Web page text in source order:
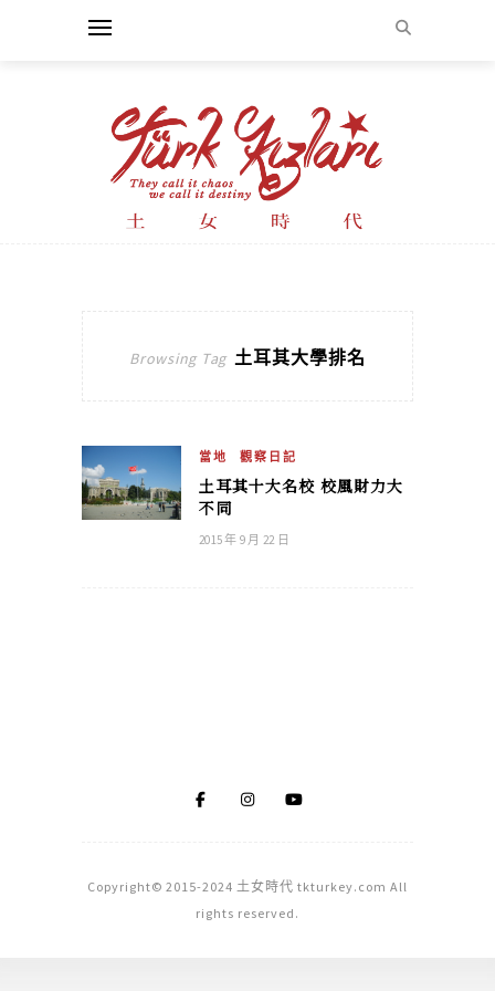
Browsing Tag 土耳其大學排名
當地 觀察日記
土耳其十大名校 校風財力大
不同
2015 年 9 月 22 日
Copyright© 2015-2024 土女時代 tkturkey.com All
rights reserved.